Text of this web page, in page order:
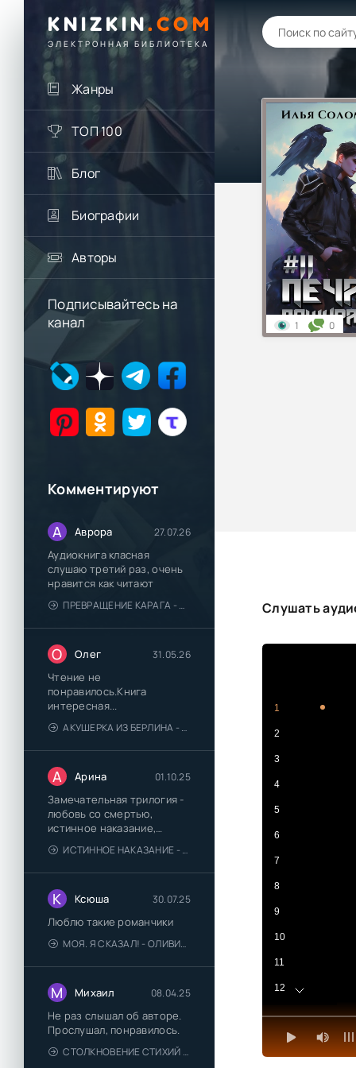
KNIZKIN. COM
ЭЛЕКТРОННАЯ БИБЛИОТЕКА
Жанры
ТОП 100
Блог
Биографии
Авторы
Подписывайтесь на
канал
Комментируют
А Аврора 27.07.26
Аудиокнига класная
слушаю третий раз, очень
нравится как читают
ПРЕВРАЩЕНИЕ КАРАГА - КАТЯ БРАНДИС
О Олег 31.05.26
Чтение не
понравилось.Книга
интересная...
АКУШЕРКА ИЗ БЕРЛИНА - АННА СТЮАРТ
А Арина 01.10.25
Замечательная трилогия -
любовь со смертью,
истинное наказание,
любимая для монстра -
понравились
ИСТИННОЕ НАКАЗАНИЕ - ОЛЬГА ГУСЕЙНОВА
К Ксюша 30.07.25
Люблю такие романчики
МОЯ. Я СКАЗАЛ! - ОЛИВИЯ ЛЕЙК
М Михаил 08.04.25
Не раз слышал об авторе.
Прослушал, понравилось.
СТОЛКНОВЕНИЕ СТИХИЙ - ВАЛЕРИЙ ГУМИНСКИЙ
1 0
Слушать
1
2
3
4
5
6
7
8
9
10
11
12
13